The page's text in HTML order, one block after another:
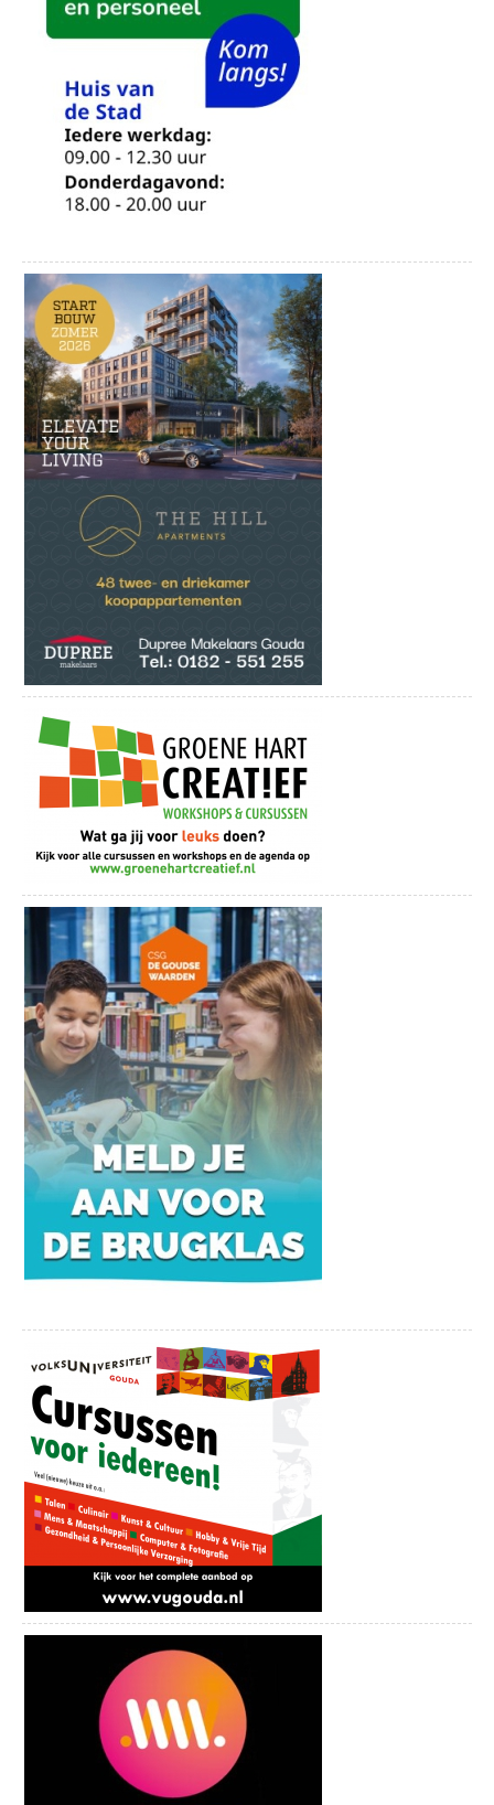
Donderdag 12 november | Het Beste van de
Songbook Sessies
Tickets bestellen
Locatie
Gouderaksedijk 24B
2808 NG Gouda
Bekijk onze socials:
Facebookpagina
Instagrampagina